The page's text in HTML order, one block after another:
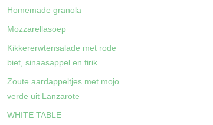
Homemade granola
Mozzarellasoep
Kikkererwtensalade met rode
biet, sinaasappel en firik
Zoute aardappeltjes met mojo
verde uit Lanzarote
WHITE TABLE